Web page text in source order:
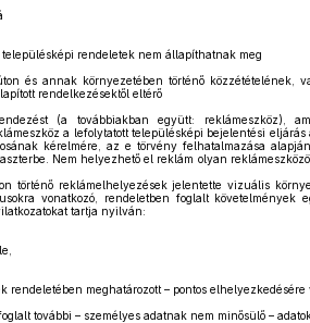
rendeletek nem állapíthatnak meg
és annak környezetében történő közzétételének,
rendelkezésektől eltérő
(a továbbiakban együtt: reklámeszköz),
a lefolytatott településképi bejelentési
kérelmére, az e törvény felhatalmazása
Nem helyezhető el reklám olyan
történő reklámelhelyezések jelentette vizuális
vonatkozó, rendeletben foglalt követelmények
tartja nyilván:
meghatározott – pontos elhelyezkedésére
további – személyes adatnak nem minősülő –